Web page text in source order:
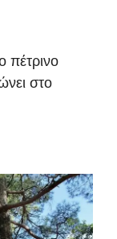
πέτρινο
στο